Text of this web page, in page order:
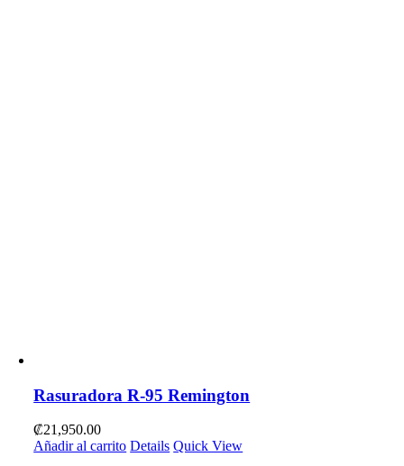
Rasuradora R-95 Remington
₡21,950.00
Añadir al carrito Details Quick View